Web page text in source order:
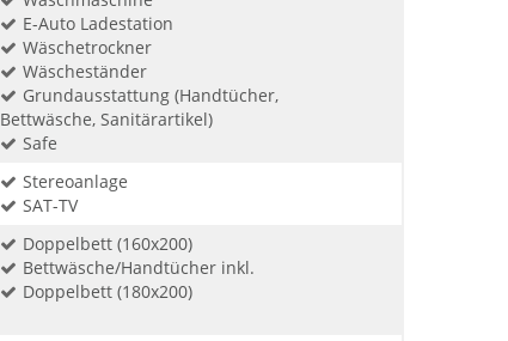
E-Auto Ladestation
Wäschetrockner
Wäscheständer
Grundausstattung (Handtücher,
Bettwäsche, Sanitärartikel)
Safe
Stereoanlage
SAT-TV
Doppelbett (160x200)
Bettwäsche/Handtücher inkl.
Doppelbett (180x200)